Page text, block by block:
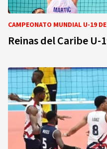
CAMPEONATO MUNDIAL U-19
Reinas del Caribe U-